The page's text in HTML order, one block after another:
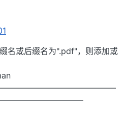
名或后缀名为".pdf"，则添加或